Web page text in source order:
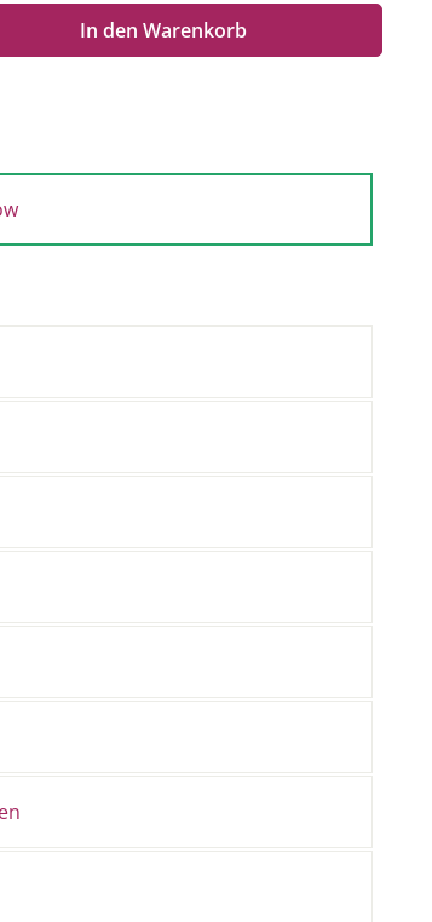
Wert ein oder benutze die Schaltflächen um die Anzahl zu
In den Warenkorb